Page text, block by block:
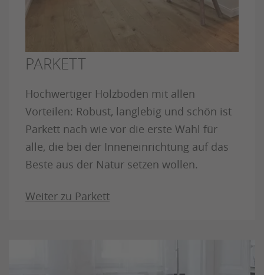
PARKETT
Hochwertiger Holzboden mit allen
Vorteilen: Robust, langlebig und schön ist
Parkett nach wie vor die erste Wahl für
alle, die bei der Inneneinrichtung auf das
Beste aus der Natur setzen wollen.
Weiter zu Parkett